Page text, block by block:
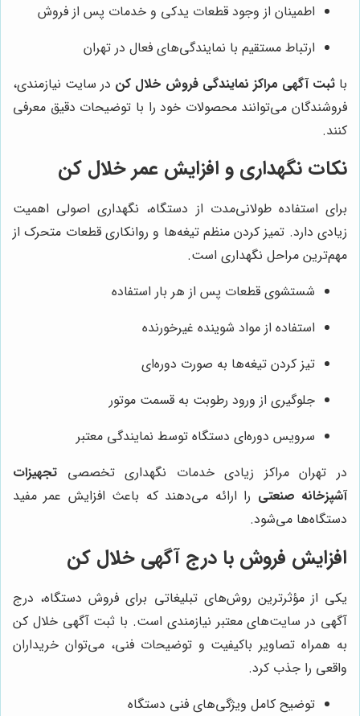
اطمینان از وجود قطعات یدکی و خدمات پس از فروش
ارتباط مستقیم با نمایندگی‌های فعال در تهران
باثبت آگهی مراکز نمایندگی فروش خلال کن در سایت نیازمندی،
فروشندگان می‌توانند محصولات خود را با توضیحات دقیق معرفی
کنند.
نکات نگهداری و افزایش عمر خلال کن
برای استفاده طولانی‌مدت از دستگاه، نگهداری اصولی اهمیت
زیادی دارد. تمیز کردن منظم تیغه‌ها و روانکاری قطعات متحرک از
مهم‌ترین مراحل نگهداری است.
شستشوی قطعات پس از هر بار استفاده
استفاده از مواد شوینده غیرخورنده
تیز کردن تیغه‌ها به صورت دوره‌ای
جلوگیری از ورود رطوبت به قسمت موتور
سرویس دوره‌ای دستگاه توسط نمایندگی معتبر
در تهران مراکز زیادی خدمات نگهداری تخصصی تجهیزات
آشپزخانه صنعتی را ارائه می‌دهند که باعث افزایش عمر مفید
دستگاه‌ها می‌شود.
افزایش فروش با درج آگهی خلال کن
یکی از مؤثرترین روش‌های تبلیغاتی برای فروش دستگاه، درج
آگهی در سایت‌های معتبر نیازمندی است. با ثبت آگهی خلال کن
به همراه تصاویر باکیفیت و توضیحات فنی، می‌توان خریداران
واقعی را جذب کرد.
توضیح کامل ویژگی‌های فنی دستگاه